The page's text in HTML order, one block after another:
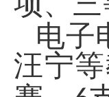
电子
汪宁